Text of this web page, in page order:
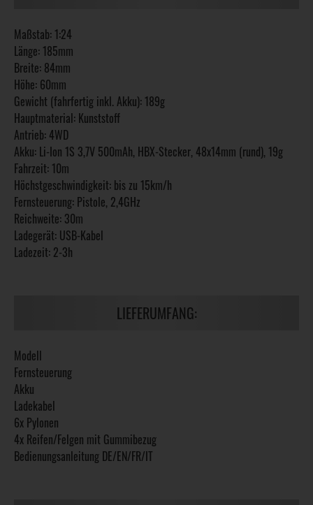
Maßstab: 1:24
Länge: 185mm
Breite: 84mm
Höhe: 60mm
Gewicht (fahrfertig inkl. Akku): 189g
Hauptmaterial: Kunststoff
Antrieb: 4WD
Akku: Li-Ion 1S 3,7V 500mAh, HBX-Stecker, 48x14mm (rund), 19g
Fahrzeit: 10m
Höchstgeschwindigkeit: bis zu 15km/h
Fernsteuerung: Pistole, 2,4GHz
Reichweite: 30m
Ladegerät: USB-Kabel
Ladezeit: 2-3h
LIEFERUMFANG:
Modell
Fernsteuerung
Akku
Ladekabel
6x Pylonen
4x Reifen/Felgen mit Gummibezug
Bedienungsanleitung DE/EN/FR/IT